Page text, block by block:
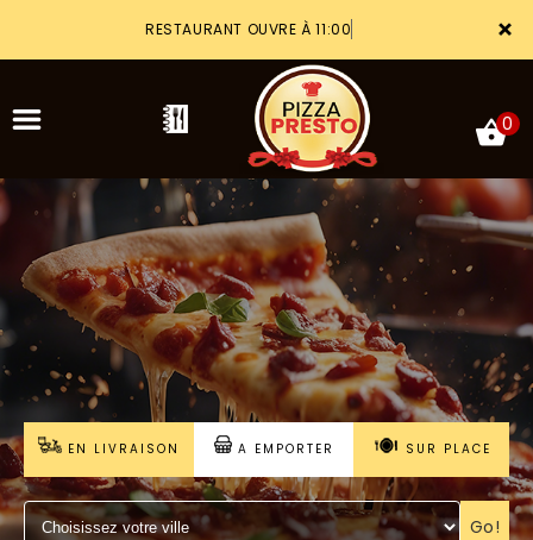
×
RESTAURANT OUVRE À 11:00
ACCUEIL
LA CARTE
VOTRE COMPTE
NOTRE RESTAURANT
MENTIONS LÉGALES
0
EN LIVRAISON A EMPORTER SUR PLACE
Go!